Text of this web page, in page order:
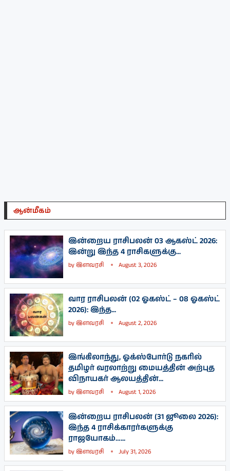
ஆன்மீகம்
இன்றைய ராசிபலன் 03 ஆகஸ்ட் 2026:
இன்று இந்த 4 ராசிகளுக்கு...
byஇளவரசி August 3, 2026
வார ராசிபலன் (02 ஓகஸ்ட் – 08 ஓகஸ்ட்
2026): இந்த...
byஇளவரசி August 2, 2026
இங்கிலாந்து, ஓக்ஸ்போர்டு நகரில்
தமிழர் வரலாற்று மையத்தின் அற்புத
விநாயகர் ஆலயத்தின்...
byஇளவரசி August 1, 2026
இன்றைய ராசிபலன் (31 ஜூலை 2026):
இந்த 4 ராசிக்காரர்களுக்கு
ராஜயோகம்…...
byஇளவரசி July 31, 2026